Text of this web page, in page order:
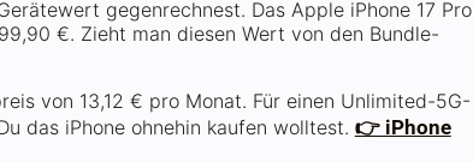
gegenrechnest. Das Apple iPhone 17 Pro
€. Zieht man diesen Wert von den Bundle-
von 13,12 € pro Monat. Für einen Unlimited-5G-
das iPhone ohnehin kaufen wolltest. 👉 iPhone